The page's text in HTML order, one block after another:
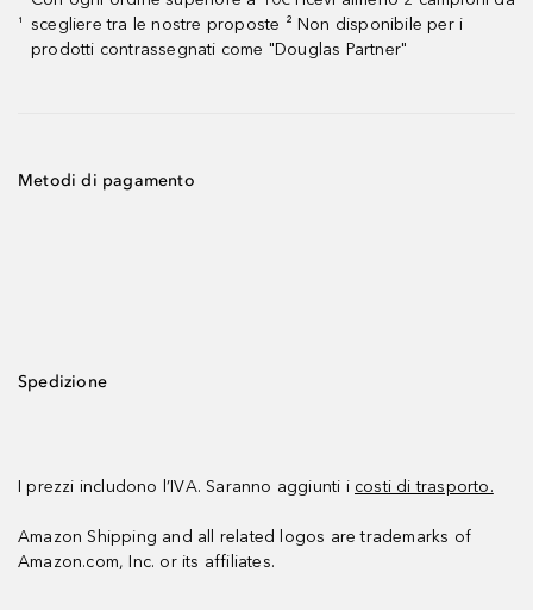
¹
scegliere tra le nostre proposte ² Non disponibile per i
prodotti contrassegnati come "Douglas Partner"
Metodi di pagamento
Spedizione
I prezzi includono l’IVA. Saranno aggiunti i costi di trasporto.
Amazon Shipping and all related logos are trademarks of
Amazon.com, Inc. or its affiliates.